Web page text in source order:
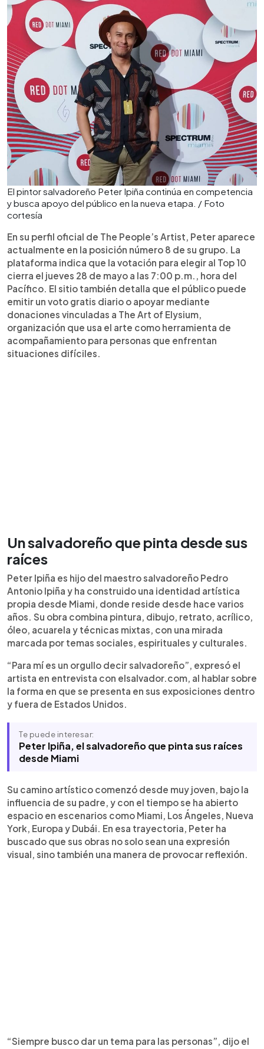
El pintor salvadoreño Peter Ipiña continúa en competencia
y busca apoyo del público en la nueva etapa. / Foto
cortesía
En su perfil oficial de The People’s Artist, Peter aparece
actualmente en la posición número 8 de su grupo. La
plataforma indica que la votación para elegir al Top 10
cierra el jueves 28 de mayo a las 7:00 p.m., hora del
Pacífico. El sitio también detalla que el público puede
emitir un voto gratis diario o apoyar mediante
donaciones vinculadas a The Art of Elysium,
organización que usa el arte como herramienta de
acompañamiento para personas que enfrentan
situaciones difíciles.
Un salvadoreño que pinta desde sus
raíces
Peter Ipiña es hijo del maestro salvadoreño Pedro
Antonio Ipiña y ha construido una identidad artística
propia desde Miami, donde reside desde hace varios
años. Su obra combina pintura, dibujo, retrato, acrílico,
óleo, acuarela y técnicas mixtas, con una mirada
marcada por temas sociales, espirituales y culturales.
“Para mí es un orgullo decir salvadoreño”, expresó el
artista en entrevista con elsalvador.com, al hablar sobre
la forma en que se presenta en sus exposiciones dentro
y fuera de Estados Unidos.
Te puede interesar:
Peter Ipiña, el salvadoreño que pinta sus raíces
desde Miami
Su camino artístico comenzó desde muy joven, bajo la
influencia de su padre, y con el tiempo se ha abierto
espacio en escenarios como Miami, Los Ángeles, Nueva
York, Europa y Dubái. En esa trayectoria, Peter ha
buscado que sus obras no solo sean una expresión
visual, sino también una manera de provocar reflexión.
“Siempre busco dar un tema para las personas”, dijo el